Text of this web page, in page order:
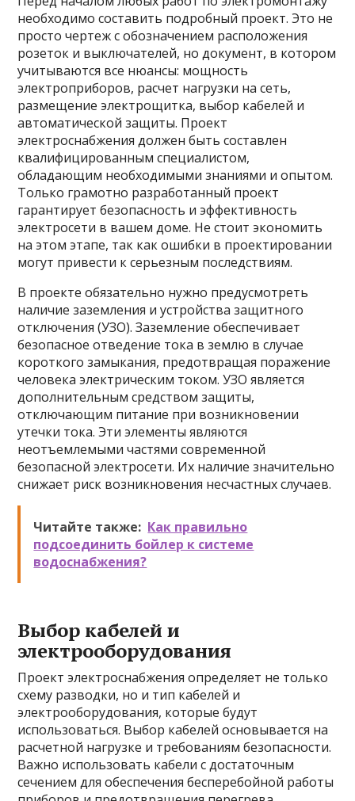
необходимо составить подробный проект. Это не
просто чертеж с обозначением расположения
розеток и выключателей, но документ, в котором
учитываются все нюансы: мощность
электроприборов, расчет нагрузки на сеть,
размещение электрощитка, выбор кабелей и
автоматической защиты. Проект
электроснабжения должен быть составлен
квалифицированным специалистом,
обладающим необходимыми знаниями и опытом.
Только грамотно разработанный проект
гарантирует безопасность и эффективность
электросети в вашем доме. Не стоит экономить
на этом этапе, так как ошибки в проектировании
могут привести к серьезным последствиям.
В проекте обязательно нужно предусмотреть
наличие заземления и устройства защитного
отключения (УЗО). Заземление обеспечивает
безопасное отведение тока в землю в случае
короткого замыкания, предотвращая поражение
человека электрическим током. УЗО является
дополнительным средством защиты,
отключающим питание при возникновении
утечки тока. Эти элементы являются
неотъемлемыми частями современной
безопасной электросети. Их наличие значительно
снижает риск возникновения несчастных случаев.
Читайте также: Как правильно
подсоединить бойлер к системе
водоснабжения?
Выбор кабелей и
электрооборудования
Проект электроснабжения определяет не только
схему разводки, но и тип кабелей и
электрооборудования, которые будут
использоваться. Выбор кабелей основывается на
расчетной нагрузке и требованиям безопасности.
Важно использовать кабели с достаточным
сечением для обеспечения бесперебойной работы